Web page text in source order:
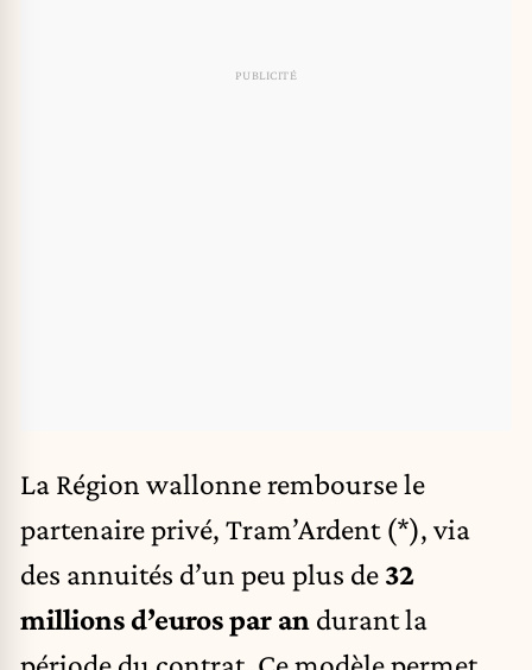
La Région wallonne rembourse le
partenaire privé, Tram’Ardent (*), via
des annuités d’un peu plus de 32
millions d’euros par an durant la